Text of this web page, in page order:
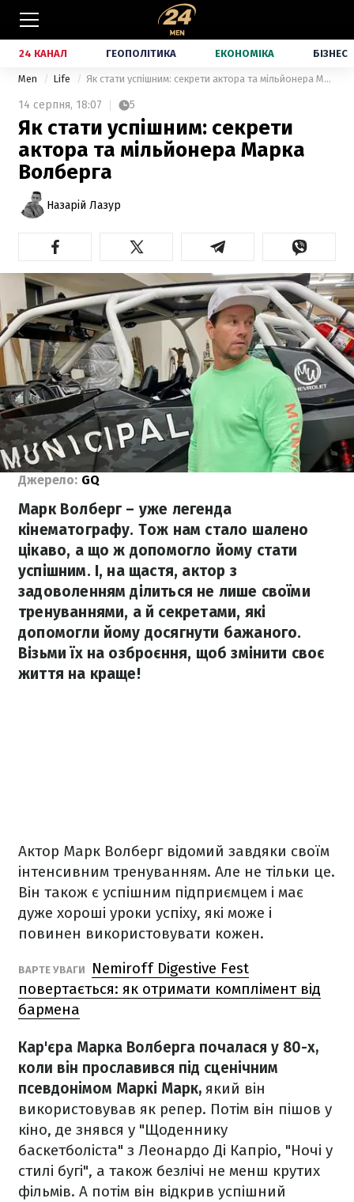
24 КАНАЛ ГЕОПОЛІТИКА ЕКОНОМІКА БІЗНЕС
Men Life Як стати успішним: секрети актора та мільйонера Марка Волберга
14 серпня, 18:07 5
Як стати успішним: секрети
актора та мільйонера Марка
Волберга
Назарій Лазур
Джерело: GQ
Марк Волберг – уже легенда
кінематографу. Тож нам стало шалено
цікаво, а що ж допомогло йому стати
успішним. І, на щастя, актор з
задоволенням ділиться не лише своїми
тренуваннями, а й секретами, які
допомогли йому досягнути бажаного.
Візьми їх на озброєння, щоб змінити своє
життя на краще!
Актор Марк Волберг відомий завдяки своїм
інтенсивним тренуванням. Але не тільки це.
Він також є успішним підприємцем і має
дуже хороші уроки успіху, які може і
повинен використовувати кожен.
ВАРТЕ УВАГИ
Nemiroff Digestive Fest
повертається: як отримати комплімент від
бармена
Кар'єра Марка Волберга почалася у 80-х,
коли він прославився під сценічним
псевдонімом Маркі Марк, який він
використовував як репер. Потім він пішов у
кіно, де знявся у "Щоденнику
баскетболіста" з Леонардо Ді Капріо, "Ночі у
стилі бугі", а також безлічі не менш крутих
фільмів. А потім він відкрив успішний